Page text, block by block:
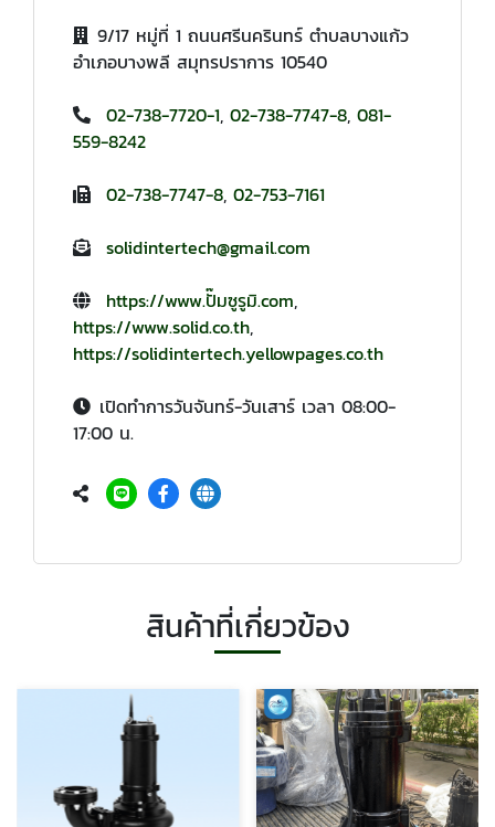
9/17 หมู่ที่ 1 ถนนศรีนครินทร์ ตำบลบางแก้ว
อำเภอบางพลี สมุทรปราการ 10540
02-738-7720-1, 02-738-7747-8, 081-
559-8242
02-738-7747-8, 02-753-7161
solidintertech@gmail.com
https://www.ปั๊มซูรูมิ.com,
https://www.solid.co.th,
https://solidintertech.yellowpages.co.th
เปิดทำการวันจันทร์-วันเสาร์ เวลา 08:00-
17:00 น.
สินค้าที่เกี่ยวข้อง